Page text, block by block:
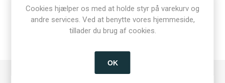
SPECIFIKATIONER
Cookies hjælper os med at holde styr på varekurv og
andre services. Ved at benytte vores hjemmeside,
tillader du brug af cookies.
OK